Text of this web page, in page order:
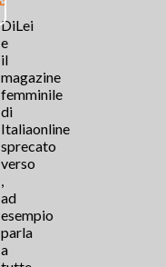
DiLei
e
il
magazine
femminile
di
Italiaonline
sprecato
verso
ad
esempio
parla
a